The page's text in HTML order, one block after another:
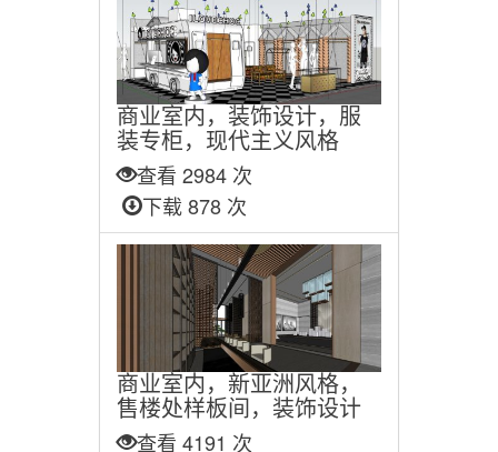
商业室内，装饰设计，服
装专柜，现代主义风格
查看 2984 次
下载 878 次
商业室内，新亚洲风格，
售楼处样板间，装饰设计
查看 4191 次